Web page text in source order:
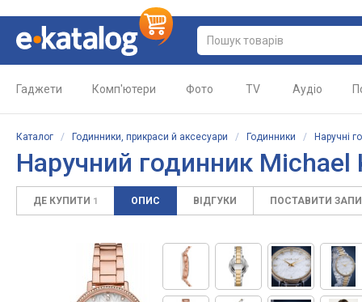
Гаджети Комп'ютери Фото TV Аудіо
Каталог / Годинники, прикраси й аксесуари / Годинники / Наручні
Наручний годинник Michael
ДЕ КУПИТИ 1 ОПИС ВІДГУКИ ПОСТАВИТИ